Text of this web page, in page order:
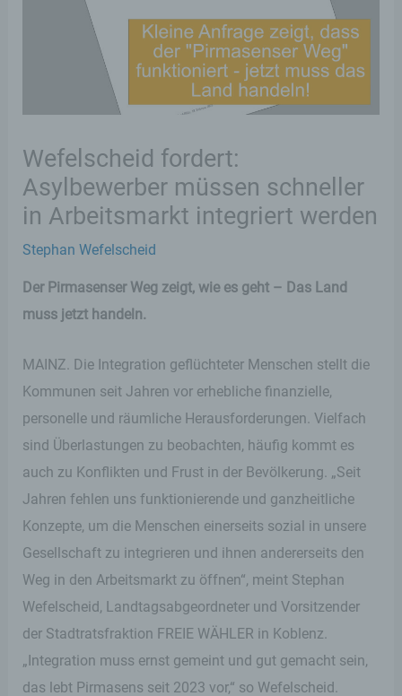
Wefelscheid fordert:
Asylbewerber müssen schneller
in Arbeitsmarkt integriert werden
Stephan Wefelscheid
Der Pirmasenser Weg zeigt, wie es geht – Das Land
muss jetzt handeln.
MAINZ. Die Integration geflüchteter Menschen stellt die
Kommunen seit Jahren vor erhebliche finanzielle,
personelle und räumliche Herausforderungen. Vielfach
sind Überlastungen zu beobachten, häufig kommt es
auch zu Konflikten und Frust in der Bevölkerung. „Seit
Jahren fehlen uns funktionierende und ganzheitliche
Konzepte, um die Menschen einerseits sozial in unsere
Gesellschaft zu integrieren und ihnen andererseits den
Weg in den Arbeitsmarkt zu öffnen“, meint Stephan
Wefelscheid, Landtagsabgeordneter und Vorsitzender
der Stadtratsfraktion FREIE WÄHLER in Koblenz.
„Integration muss ernst gemeint und gut gemacht sein,
das lebt Pirmasens seit 2023 vor,“ so Wefelscheid.